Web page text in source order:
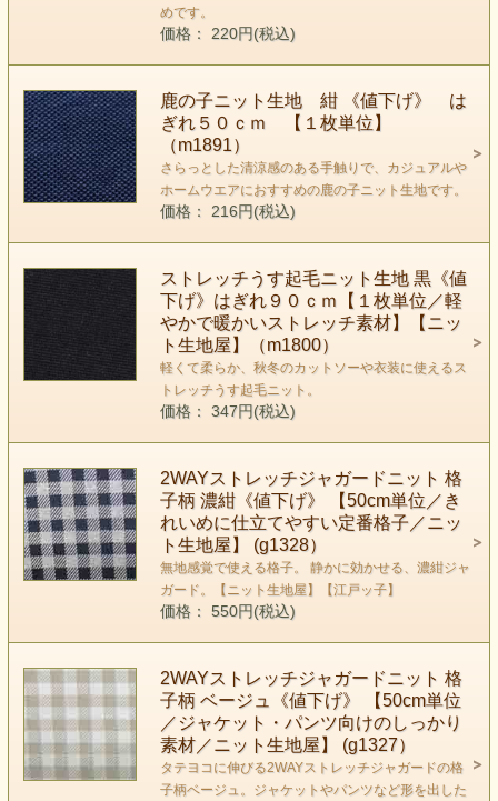
めです。
価格： 220円(税込)
鹿の子ニット生地 紺 《値下げ》 は
ぎれ５０ｃｍ 【１枚単位】
（m1891）
さらっとした清涼感のある手触りで、カジュアルや
ホームウエアにおすすめの鹿の子ニット生地です。
価格： 216円(税込)
ストレッチうす起毛ニット生地 黒《値
下げ》はぎれ９０ｃｍ【１枚単位／軽
やかで暖かいストレッチ素材】【ニッ
ト生地屋】（m1800）
軽くて柔らか、秋冬のカットソーや衣装に使えるス
トレッチうす起毛ニット。
価格： 347円(税込)
2WAYストレッチジャガードニット 格
子柄 濃紺《値下げ》 【50cm単位／き
れいめに仕立てやすい定番格子／ニッ
ト生地屋】 (g1328）
無地感覚で使える格子。 静かに効かせる、濃紺ジャ
ガード。【ニット生地屋】【江戸ッ子】
価格： 550円(税込)
2WAYストレッチジャガードニット 格
子柄 ベージュ《値下げ》 【50cm単位
／ジャケット・パンツ向けのしっかり
素材／ニット生地屋】 (g1327）
タテヨコに伸びる2WAYストレッチジャガードの格
子柄ベージュ。ジャケットやパンツなど形を出した